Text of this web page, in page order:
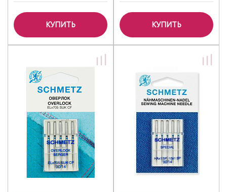
КУПИТЬ КУПИТЬ